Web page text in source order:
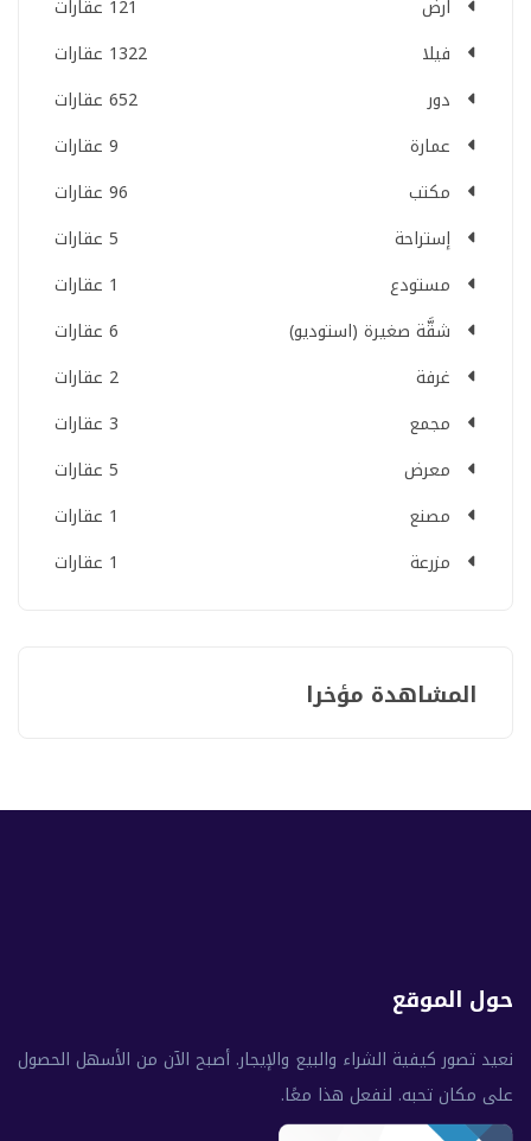
ارض
121 عقارات
فيلا
1322 عقارات
دور
652 عقارات
عمارة
9 عقارات
مكتب
96 عقارات
إستراحة
5 عقارات
مستودع
1 عقارات
شقَّة صغيرة (استوديو)
6 عقارات
غرفة
2 عقارات
مجمع
3 عقارات
معرض
5 عقارات
مصنع
1 عقارات
مزرعة
1 عقارات
المشاهدة مؤخرا
حول الموقع
نعيد تصور كيفية الشراء والبيع والإيجار. أصبح الآن من الأسهل الحصول
على مكان تحبه. لنفعل هذا معًا.